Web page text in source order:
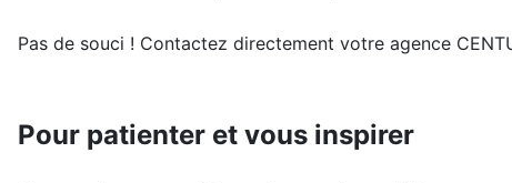
Pas de souci ! Contactez directement votre agence
Pour patienter et vous inspirer